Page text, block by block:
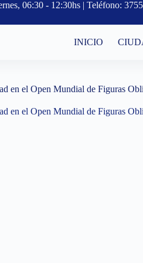
06:30 - 12:30hs | Teléfono:
INICIO
en el Open Mundial de Figuras
en el Open Mundial de Figuras